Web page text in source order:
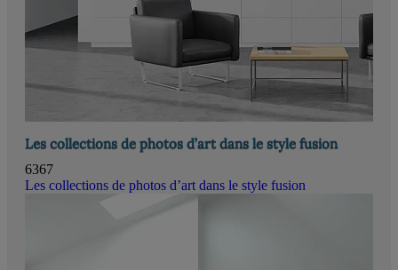
Les collections de photos d’art dans le style fusion
6367
Les collections de photos d’art dans le style fusion